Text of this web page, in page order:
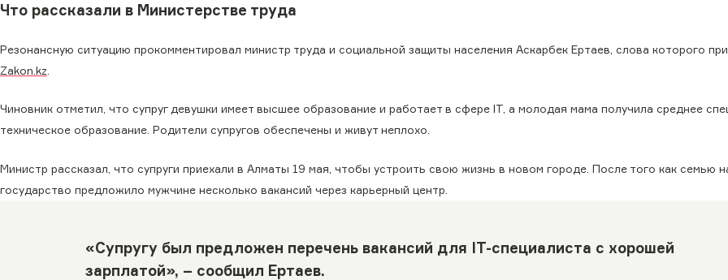
Что рассказали в Министерстве труда
Резонансную ситуацию прокомментировал министр труда и социальной защиты населения Аскарбек Ертаев, слова которого
Zakon.kz
Чиновник отметил, что супруг девушки имеет высшее образование и работает в сфере IT, а молодая мама получила среднее
техническое образование. Родители супругов обеспечены и живут неплохо.
Министр рассказал, что супруги приехали в Алматы 19 мая, чтобы устроить свою жизнь в новом городе. После того как семью
государство предложило мужчине несколько вакансий через карьерный центр.
«Супругу был предложен перечень вакансий для IT-специалиста с хорошей
зарплатой», – сообщил Ертаев.